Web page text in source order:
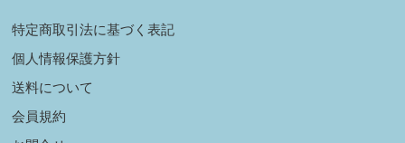
特定商取引法に基づく表記
個人情報保護方針
送料について
会員規約